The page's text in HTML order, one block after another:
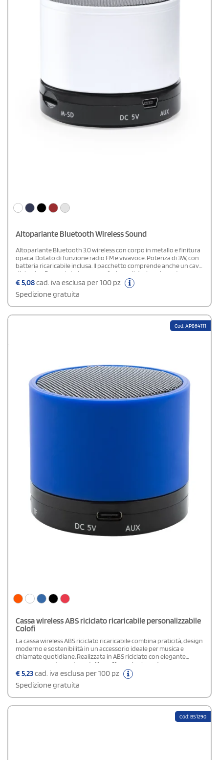
Altoparlante Bluetooth Wireless Sound
Altoparlante Bluetooth 3.0 wireless con corpo in metallo e finitura
opaca. Dotato di funzione radio FM e vivavoce. Potenza di 3W, con
batteria ricaricabile inclusa. Il pacchetto comprende anche un cavo
di ricarica. Presentato in una confezione di design elegante.
€5,08cad. iva esclusa per 100 pz
Spedizione gratuita
Cod: AP864111
Cassa wireless ABS riciclato ricaricabile personalizzabile
Colofi
La cassa wireless ABS riciclato ricaricabile combina praticità, design
moderno e sostenibilità in un accessorio ideale per musica e
chiamate quotidiane. Realizzata in ABS riciclato con elegante
corpo gommato e rete metallica, offre un look moderno e una
presa confortevole. La batteria ricaricabile da 300 mAh garantisce
praticità durante gli spostamenti, mentre la funzione vivavoce
consente di gestire facilmente le chiamate. Compatibile con
riproduzione MP3 tramite micro SD, include cavo di ricarica USB per
un utilizzo immediato. Perfetta per casa, ufficio, viaggi ed eventi
€5,23cad. iva esclusa per 100 pz
Spedizione gratuita
Cod: BS1290